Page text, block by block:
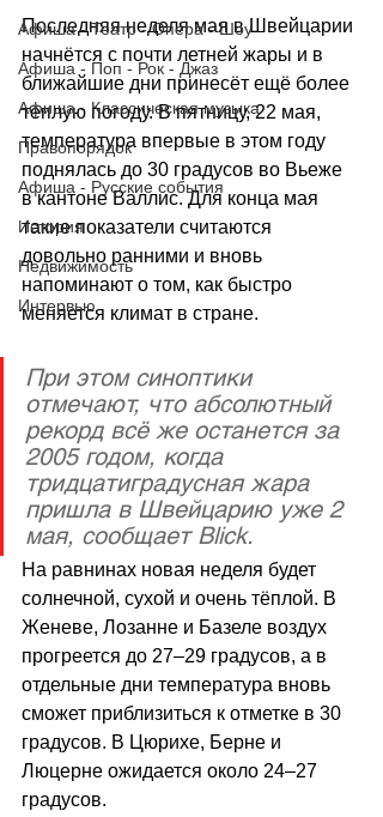
Афиша - Театр - Опера - Шоу
Афиша - Поп - Рок - Джаз
Афиша - Классическая музыка
Правопорядок
Афиша - Русские события
История
Недвижимость
Интервью
Последняя неделя мая в Швейцарии
начнётся с почти летней жары и в
ближайшие дни принесёт ещё более
тёплую погоду. В пятницу, 22 мая,
температура впервые в этом году
поднялась до 30 градусов во Вьеже
в кантоне Валлис. Для конца мая
такие показатели считаются
довольно ранними и вновь
напоминают о том, как быстро
меняется климат в стране.
При этом синоптики
отмечают, что абсолютный
рекорд всё же останется за
2005 годом, когда
тридцатиградусная жара
пришла в Швейцарию уже 2
мая, сообщает Blick.
На равнинах новая неделя будет
солнечной, сухой и очень тёплой. В
Женеве, Лозанне и Базеле воздух
прогреется до 27–29 градусов, а в
отдельные дни температура вновь
сможет приблизиться к отметке в 30
градусов. В Цюрихе, Берне и
Люцерне ожидается около 24–27
градусов.